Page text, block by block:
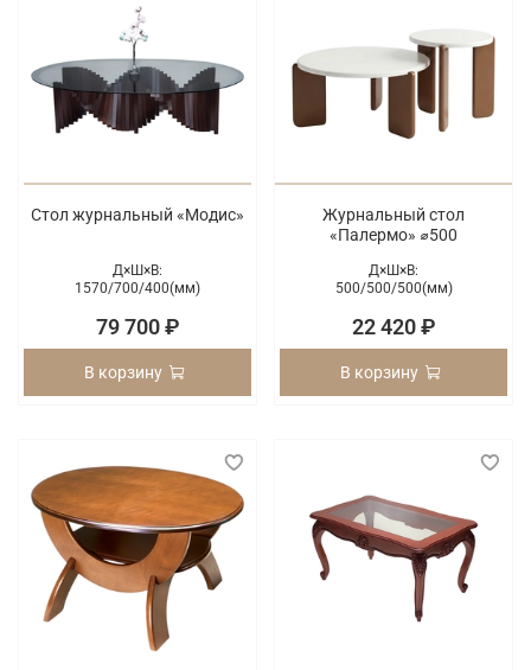
Стол журнальный «Модис»
Д×Ш×В:
1570/700/400(мм)
79 700 ₽
В корзину
Журнальный стол
«Палермо» ⌀500
Д×Ш×В:
500/500/500(мм)
22 420 ₽
В корзину